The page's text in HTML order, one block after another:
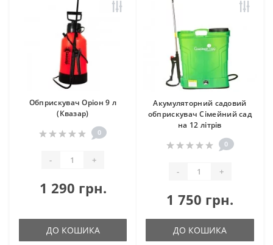
Обприскувач Оріон 9 л
(Квазар)
0
- +
1 290 грн.
ДО КОШИКА
Акумуляторний садовий
обприскувач Сімейний сад
на 12 літрів
0
- +
1 750 грн.
ДО КОШИКА